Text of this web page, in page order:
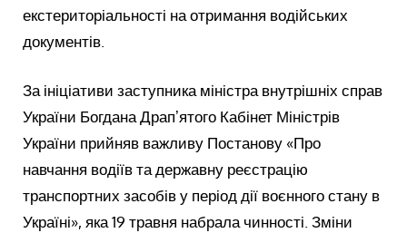
екстериторіальності на отримання водійських
документів.
За ініціативи заступника міністра внутрішніх справ
України Богдана Драпʼятого Кабінет Міністрів
України прийняв важливу Постанову «Про
навчання водіїв та державну реєстрацію
транспортних засобів у період дії воєнного стану в
Україні», яка 19 травня набрала чинності. Зміни